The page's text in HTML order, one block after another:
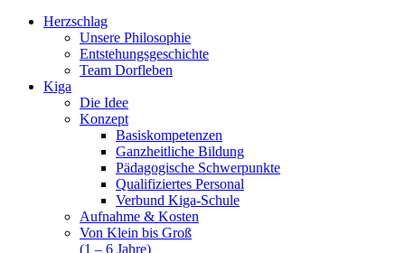
Herzschlag
Unsere Philosophie
Entstehungsgeschichte
Team Dorfleben
Kiga
Die Idee
Konzept
Basiskompetenzen
Ganzheitliche Bildung
Pädagogische Schwerpunkte
Qualifiziertes Personal
Verbund Kiga-Schule
Aufnahme & Kosten
Von Klein bis Groß
(1 – 6 Jahre)